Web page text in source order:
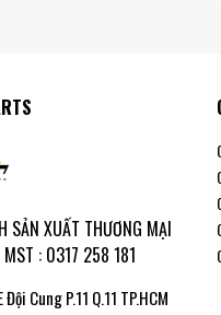
SẢN XUẤT THƯƠNG MẠI
: 0317 258 181
Đội Cung P.11 Q.11 TP.HCM